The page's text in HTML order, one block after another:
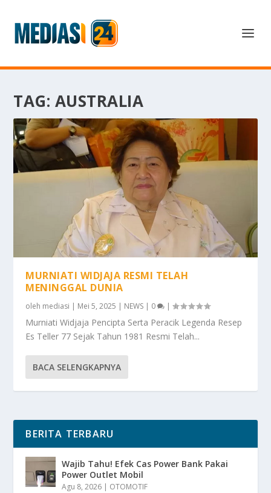
TAG: AUSTRALIA
MURNIATI WIDJAJA RESMI TELAH
MENINGGAL DUNIA
oleh mediasi | Mei 5, 2025 | NEWS | 0 |
Murniati Widjaja Pencipta Serta Peracik Legenda Resep
Es Teller 77 Sejak Tahun 1981 Resmi Telah...
BACA SELENGKAPNYA
BERITA TERBARU
Wajib Tahu! Efek Cas Power Bank Pakai
Power Outlet Mobil
Agu 8, 2026 | OTOMOTIF